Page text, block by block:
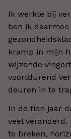
Ik werkte bij
ben ik
kramp in mijn
wijzende
voortdurend
deuren in te
In de tien jaar
veel veranderd.
te breken,